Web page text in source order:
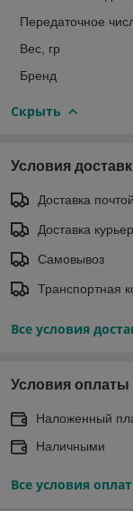
Передаточное
Вес, гр
Бренд
Скрыть
Условия
Доставка почтой
Доставка
Самовывоз
Транспортная
Все условия
Условия оплаты
Наложенный
Наличными
Все условия